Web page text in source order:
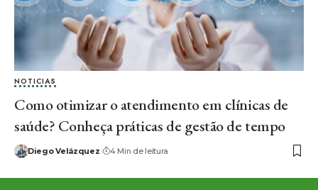
NOTICIAS
Como otimizar o atendimento em clínicas de
saúde? Conheça práticas de gestão de tempo
Diego Velázquez 4 Min de leitura